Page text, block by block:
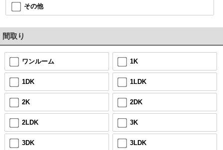
その他
間取り
ワンルーム 1K
1DK 1LDK
2K 2DK
2LDK 3K
3DK 3LDK